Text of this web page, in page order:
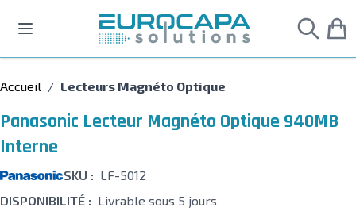
Accueil / Lecteurs Magnéto Optique
Panasonic Lecteur Magnéto Optique 940MB
Interne
SKU : LF-5012
DISPONIBILITÉ : Livrable sous 5 jours